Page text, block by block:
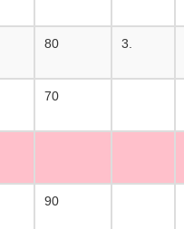
80 3.
70
90